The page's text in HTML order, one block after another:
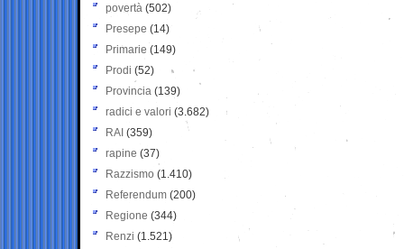
povertà (502)
Presepe (14)
Primarie (149)
Prodi (52)
Provincia (139)
radici e valori (3.682)
RAI (359)
rapine (37)
Razzismo (1.410)
Referendum (200)
Regione (344)
Renzi (1.521)